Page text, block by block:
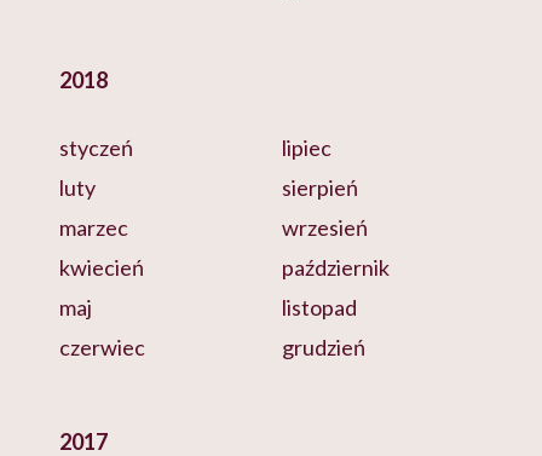
2018
styczeń
luty
marzec
kwiecień
maj
czerwiec
lipiec
sierpień
wrzesień
październik
listopad
grudzień
2017